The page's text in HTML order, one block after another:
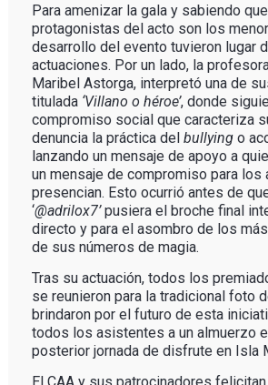
Para amenizar la gala y sabiendo
protagonistas del acto son los
desarrollo del evento tuvieron lugar
actuaciones. Por un lado, la
Maribel Astorga, interpretó una de
titulada ‘Villano o héroe’, donde
compromiso social que caracteriza
denuncia la práctica del bullying o
lanzando un mensaje de apoyo a
un mensaje de compromiso para los
presencian. Esto ocurrió antes de
‘@adrilox7’pusiera el broche final
directo y para el asombro de los
de sus números de magia.
Tras su actuación, todos los
se reunieron para la tradicional foto
brindaron por el futuro de esta
todos los asistentes a un almuerzo
posterior jornada de disfrute en Isla